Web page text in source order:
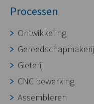
Processen
Ontwikkeling
Gereedschapmakerij
Gieterij
CNC bewerking
Assembleren